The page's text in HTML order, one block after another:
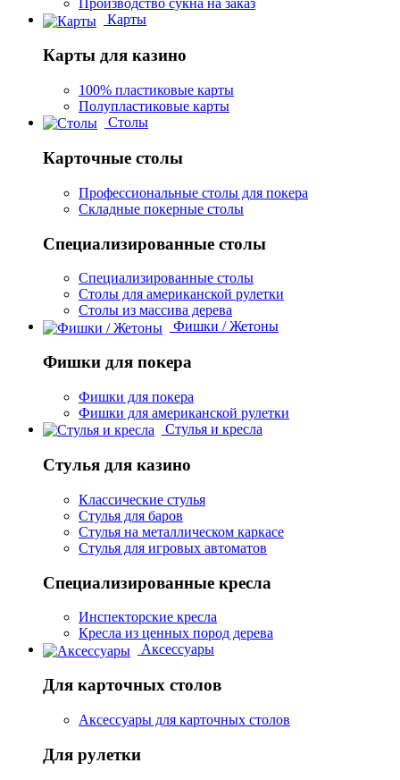
Производство сукна на заказ
Карты
Карты для казино
100% пластиковые карты
Полупластиковые карты
Столы
Карточные столы
Профессиональные столы для покера
Складные покерные столы
Специализированные столы
Специализированные столы
Столы для американской рулетки
Столы из массива дерева
Фишки / Жетоны
Фишки для покера
Фишки для покера
Фишки для американской рулетки
Стулья и кресла
Стулья для казино
Классические стулья
Стулья для баров
Стулья на металлическом каркасе
Стулья для игровых автоматов
Специализированные кресла
Инспекторские кресла
Кресла из ценных пород дерева
Аксессуары
Для карточных столов
Аксессуары для карточных столов
Для рулетки